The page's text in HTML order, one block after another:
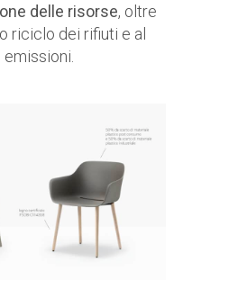
delle risorse, oltre
riciclo dei rifiuti e al